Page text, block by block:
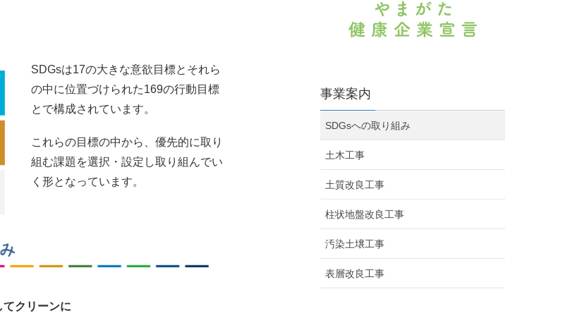
です。
SDGsは17の大きな意欲目標とそれら
の中に位置づけられた169の行動目標
とで構成されています。
これらの目標の中から、優先的に取り
組む課題を選択・設定し取り組んでい
く形となっています。
クリーンに
事業案内
SDGsへの取り組み
土木工事
土質改良工事
柱状地盤改良工事
汚染土壌工事
表層改良工事